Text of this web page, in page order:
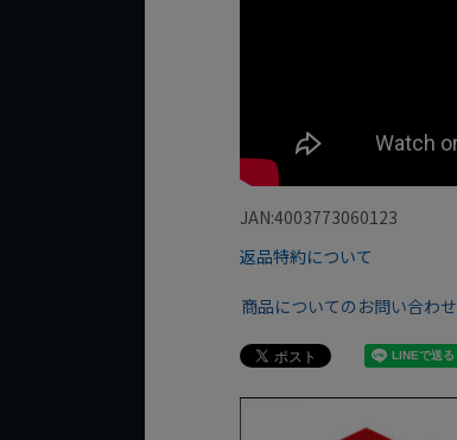
JAN:4003773060123
返品特約について
商品についてのお問い合わせ